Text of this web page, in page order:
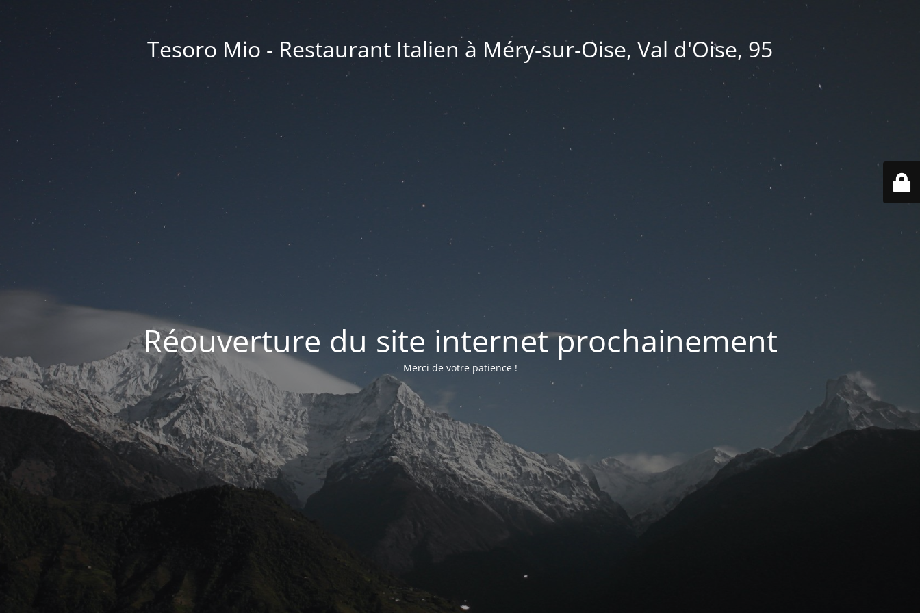
Tesoro Mio - Restaurant Italien à Méry-sur-Oise, Val d'Oise, 95
Réouverture du site internet prochainement
Merci de votre patience !